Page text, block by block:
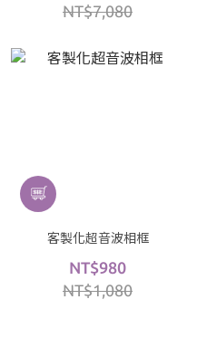
NT$7,080
客製化超音波相框
NT$980
NT$1,080